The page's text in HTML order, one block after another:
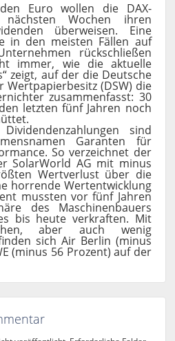
Euro wollen die DAX-
Wochen ihren
überweisen. Eine
in den meisten Fällen auf
rückschließen
immer, wie die aktuelle
zeigt, auf der die Deutsche
Wertpapierbesitz (DSW) die
zusammenfasst: 30
letzten fünf Jahren noch
sind
Garanten für
So verzeichnet der
SolarWorld AG mit minus
Wertverlust über die
horrende Wertentwicklung
mussten vor fünf Jahren
des Maschinenbauers
bis heute verkraften. Mit
aber auch wenig
sich Air Berlin (minus
(minus 56 Prozent) auf der